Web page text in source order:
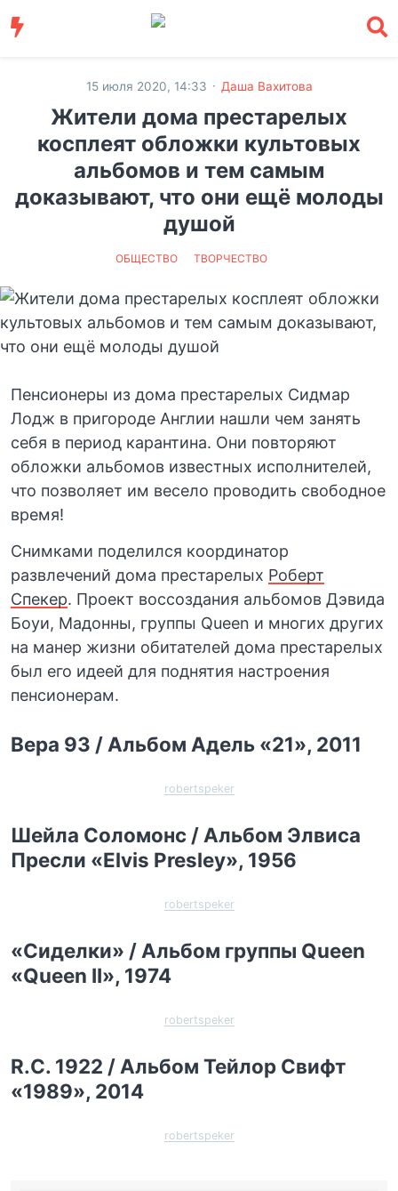
15 июля 2020, 14:33 · Даша Вахитова
Жители дома престарелых
косплеят обложки культовых
альбомов и тем самым
доказывают, что они ещё молоды
душой
ОБЩЕСТВО ТВОРЧЕСТВО
Пенсионеры из дома престарелых Сидмар
Лодж в пригороде Англии нашли чем занять
себя в период карантина. Они повторяют
обложки альбомов известных исполнителей,
что позволяет им весело проводить свободное
время!
Снимками поделился координатор
развлечений дома престарелых Роберт
Спекер. Проект воссоздания альбомов Дэвида
Боуи, Мадонны, группы Queen и многих других
на манер жизни обитателей дома престарелых
был его идеей для поднятия настроения
пенсионерам.
Вера 93 / Альбом Адель «21», 2011
robertspeker
Шейла Соломонс / Альбом Элвиса
Пресли «Elvis Presley», 1956
robertspeker
«Сиделки» / Альбом группы Queen
«Queen II», 1974
robertspeker
R.C. 1922 / Альбом Тейлор Свифт
«1989», 2014
robertspeker